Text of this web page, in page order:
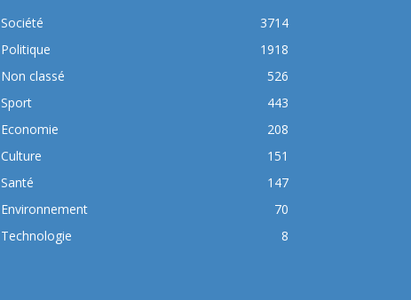
Société
3714
Politique
1918
Non classé
526
Sport
443
Economie
208
Culture
151
Santé
147
Environnement
70
Technologie
8